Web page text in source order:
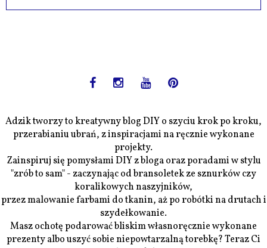
Adzik tworzy to kreatywny blog DIY o szyciu krok po kroku,
przerabianiu ubrań, z inspiracjami na ręcznie wykonane
projekty.
Zainspiruj się pomysłami DIY z bloga oraz poradami w stylu
"zrób to sam" - zaczynając od bransoletek ze sznurków czy
koralikowych naszyjników,
przez malowanie farbami do tkanin, aż po robótki na drutach i
szydełkowanie.
Masz ochotę podarować bliskim własnoręcznie wykonane
prezenty albo uszyć sobie niepowtarzalną torebkę? Teraz Ci